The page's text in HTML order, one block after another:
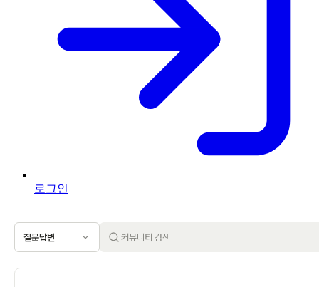
로그인
질문답변